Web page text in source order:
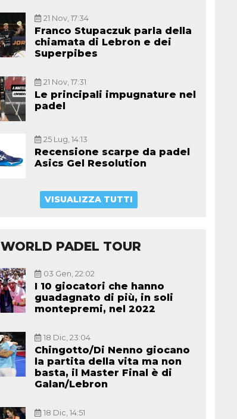
21 Nov, 17:34
Franco Stupaczuk parla della
chiamata di Lebron e dei
Superpibes
21 Nov, 17:31
Le principali impugnature nel
padel
25 Lug, 14:13
Recensione scarpe da padel
Asics Gel Resolution
VISUALIZZA TUTTI
WORLD PADEL TOUR
03 Gen, 22:02
I 10 giocatori che hanno
guadagnato di più, in soli
montepremi, nel 2022
18 Dic, 23:04
Chingotto/Di Nenno giocano
la partita della vita ma non
basta, il Master Final è di
Galan/Lebron
18 Dic, 14:51